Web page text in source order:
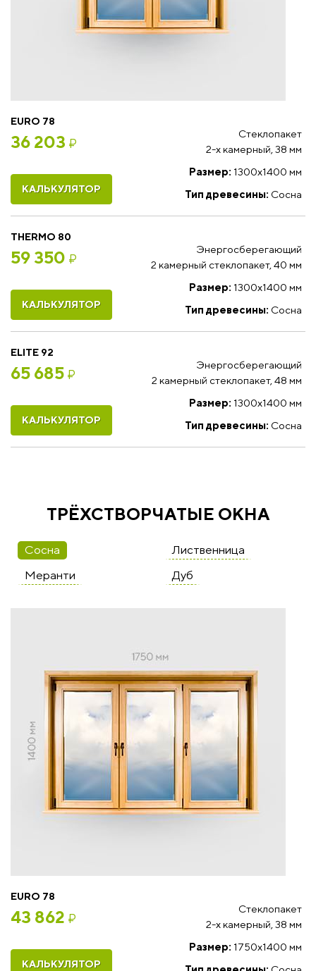
EURO 78
36 203 ₽
Стеклопакет
2-х камерный, 38 мм
Размер: 1300х1400 мм
Тип древесины: Сосна
КАЛЬКУЛЯТОР
THERMO 80
59 350 ₽
Энергосберегающий
2 камерный стеклопакет, 40 мм
Размер: 1300х1400 мм
Тип древесины: Сосна
КАЛЬКУЛЯТОР
ELITE 92
65 685 ₽
Энергосберегающий
2 камерный стеклопакет, 48 мм
Размер: 1300х1400 мм
Тип древесины: Сосна
КАЛЬКУЛЯТОР
ТРЁХСТВОРЧАТЫЕ ОКНА
Сосна
Лиственница
Меранти
Дуб
EURO 78
43 862 ₽
Стеклопакет
2-х камерный, 38 мм
Размер: 1750x1400 мм
КАЛЬКУЛЯТОР